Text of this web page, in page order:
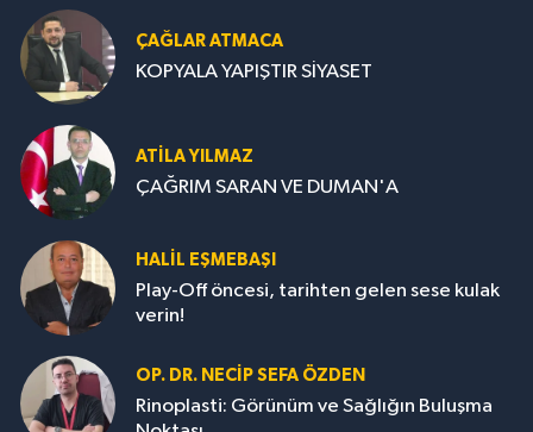
ÇAĞLAR ATMACA
KOPYALA YAPIŞTIR SİYASET
ATILA YILMAZ
ÇAĞRIM SARAN VE DUMAN'A
HALIL EŞMEBAŞI
Play-Off öncesi, tarihten gelen sese kulak
verin!
OP. DR. NECIP SEFA ÖZDEN
Rinoplasti: Görünüm ve Sağlığın Buluşma